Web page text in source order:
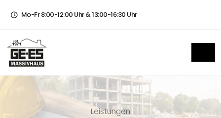
Mo-Fr 8:00-12:00 Uhr & 13:00-16:30 Uhr
Leistungen